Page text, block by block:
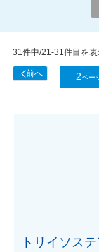
31件中/21-31件目を表
2
トリイソス